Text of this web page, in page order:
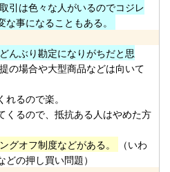
魚探 未
37,500円
2026/01/24
魚探 未
36,000円
2026/01/24
引は色々な人がいるのでコジレ
な事になることもある。
んぶり勘定になりがちだと思
の場合や大型商品などは向いて
るので楽。
くるので、抵抗ある人はやめた方
グオフ制度などがある。
（いわ
どの押し買い問題）